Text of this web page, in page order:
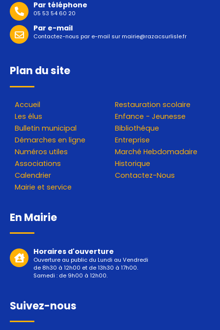
Par téléphone
05 53 54 60 20
Par e-mail
Contactez-nous par e-mail surmairie@razacsurlisle.fr
Plan du site
Accueil
Les élus
Bulletin municipal
Démarches en ligne
Numéros utiles
Associations
Calendrier
Mairie et service
Restauration scolaire
Enfance - Jeunesse
Bibliothéque
Entreprise
Marché Hebdomadaire
Historique
Contactez-Nous
En Mairie
Horaires d'ouverture
Ouverture au public du Lundi au Vendredi
de 8h30 à 12h00 et de 13h30 à 17h00.
Samedi : de 9h00 à 12h00.
Suivez-nous